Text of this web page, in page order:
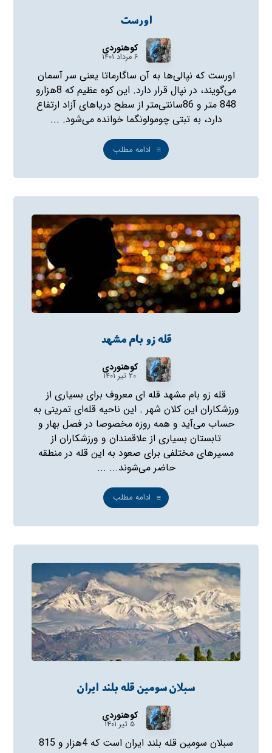
اورست
کوهنوردی
۶ مرداد ۱۴۰۱
اورست که نپالی‌ها به آن ساگارماتا یعنی سر آسمان
می‌گویند، در نپال قرار دارد. این کوه عظیم که 8هزارو
848 متر و 86سانتی‌متر از سطح دریاهای آزاد ارتفاع
دارد، به تبتی چومولونگما خوانده می‌شود. ...
ادامه مطلب
قله زو بام مشهد
کوهنوردی
۲۰ تیر ۱۴۰۱
قله زو بام مشهد قله ای معروف برای بسیاری از
ورزشکاران این کلان شهر . این ناحیه قله‌ای تمرینی به
حساب می‌آید و همه روزه مخصوصا در فصل بهار و
تابستان بسیاری از علاقمندان و ورزشکاران از
مسیرهای مختلفی برای صعود به این قله در منطقه
حاضر می‌شوند... ...
ادامه مطلب
سبلان سومین قله بلند ایران
کوهنوردی
۵ تیر ۱۴۰۱
سبلان سومین قله بلند ایران است که 4هزار و 815